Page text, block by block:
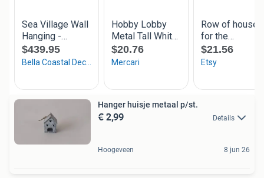
Hanger huisje metaal p/st.
€ 2,99 Details
Hoogeveen 8 jun 26